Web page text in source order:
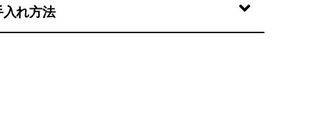
れ方法